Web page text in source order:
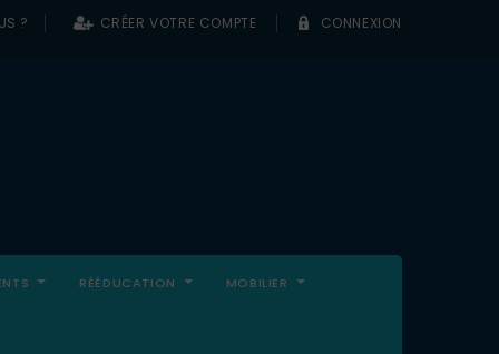
? CRÉER VOTRE COMPTE CONNEXION
RÉÉDUCATION MOBILIER